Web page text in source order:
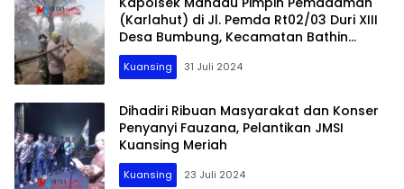
(Karlahut) di Jl. Pemda Rt02/03 Duri XIII
Desa Bumbung, Kecamatan Bathin
Solapan, Bengkalis
Kuansing 31 Juli 2024
Dihadiri Ribuan Masyarakat dan Konser
Penyanyi Fauzana, Pelantikan JMSI
Kuansing Meriah
Kuansing 23 Juli 2024